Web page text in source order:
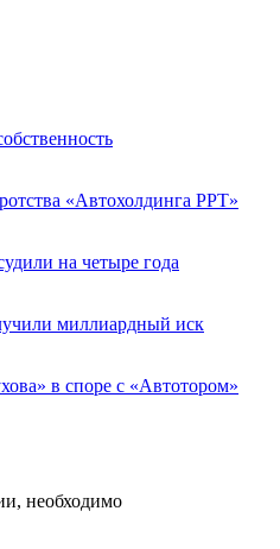
«Автохолдинга РРТ»
на четыре года
миллиардный иск
в споре с «Автотором»
необходимо